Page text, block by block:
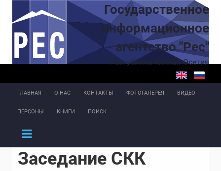
Перейти к основному содержаниюГосударственное
информационное
агентство "Рес"
Республика Южная Осетия
ГЛАВНАЯ О НАС КОНТАКТЫ ФОТОГАЛЕРЕЯ ВИДЕО
ПЕРСОНЫ КНИГИ ПОИСК
Заседание СКК